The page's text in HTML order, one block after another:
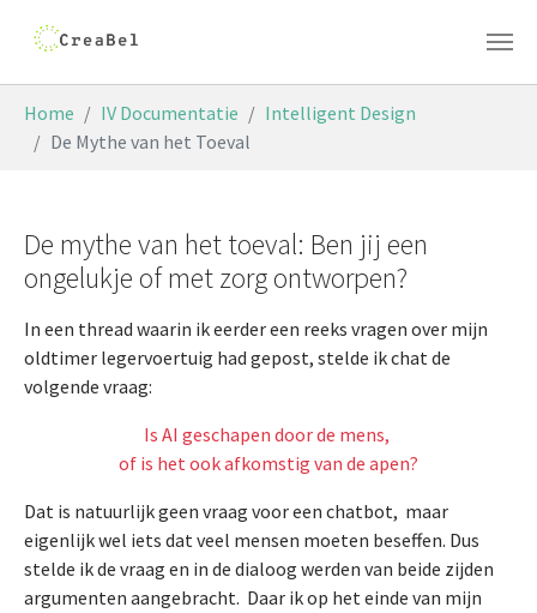
Home IV Documentatie
Intelligent Design
De Mythe van het Toeval
De mythe van het toeval: Ben jij een
ongelukje of met zorg ontworpen?
In een thread waarin ik eerder een reeks vragen over mijn
oldtimer legervoertuig had gepost, stelde ik chat de
volgende vraag:
Is AI geschapen door de mens,
of is het ook afkomstig van de apen?
Dat is natuurlijk geen vraag voor een chatbot, maar
eigenlijk wel iets dat veel mensen moeten beseffen. Dus
stelde ik de vraag en in de dialoog werden van beide zijden
argumenten aangebracht. Daar ik op het einde van mijn